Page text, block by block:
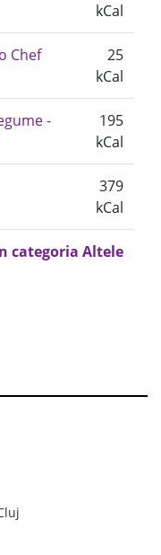
kCal
Chef
25
kCal
-
195
kCal
379
kCal
categoria Altele